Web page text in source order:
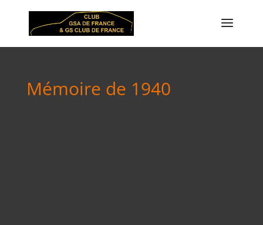
Mémoire de 1940